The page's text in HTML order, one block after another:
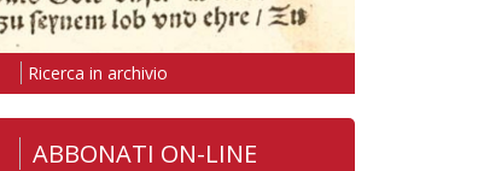
Ricerca in archivio
ABBONATI ON-LINE